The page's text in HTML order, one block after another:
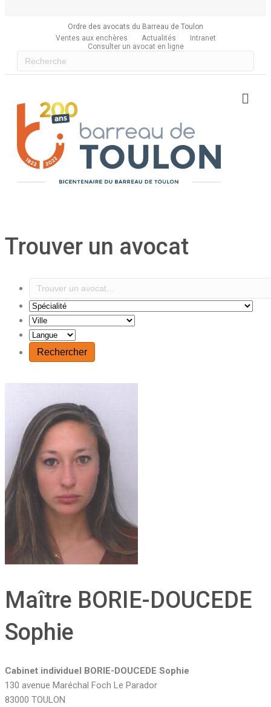
Ordre des avocats du Barreau de Toulon
Ventes aux enchères
Actualités
Intranet
Consulter un avocat en ligne
Trouver un avocat
Maître BORIE-DOUCEDE
Sophie
Cabinet individuel BORIE-DOUCEDE Sophie
130 avenue Maréchal Foch Le Parador
83000 TOULON